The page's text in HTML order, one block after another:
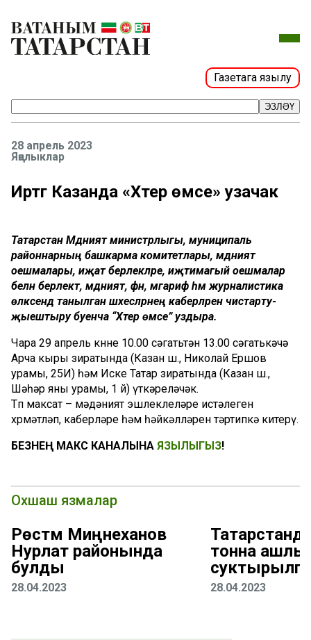
Газетага язылу
ЭЗЛӘҮ
28 апрель 2023
Яңалыклар
Иртәгә Казанда «Хәтер өмәсе» узачак
Татарстан Мәдәният министрлыгы, муниципаль
районнарның башкарма комитетлары, мәдәният
оешмалары, иҗат берлекләре, иҗтимагый оешмалар
белән берлектә, мәдәният, фән, мәгариф һәм журналистика
өлкәсендә танылган шәхесләрнең каберләрен чистарту-
җыештыру буенча “Хәтер өмәсе” уздыра.
Чара 29 апрель көнне 10.00 сәгатьтән 13.00 сәгатькәчә
Арча кыры зиратында (Казан ш., Николай Ершов
урамы, 25И) һәм Иске Татар зиратында (Казан ш.,
Шәһәр яны урамы, 1 й) үткәреләчәк.
Төп максат – мәдәният эшлеклеләре истәлеген
хөрмәтләп, каберләре һәм һәйкәлләрен тәртипкә китерү.
БЕЗНЕҢ МАКС КАНАЛЫНА ЯЗЫЛЫГЫЗ!
Охшаш язмалар
Рөстәм Миңнеханов
Нурлат районында
булды
28.04.2023
тонна
28.04.2023